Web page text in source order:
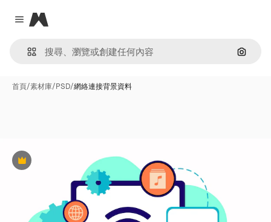
Close menu
Magnific
通過圖
首頁/素材庫/PSD/網絡連接背景資料
Premium